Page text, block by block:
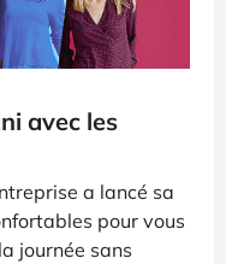
avec les
a lancé sa
pour vous
journée sans